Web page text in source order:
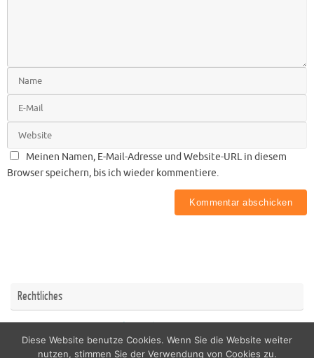
Meinen Namen, E-Mail-Adresse und Website-URL in diesem
Browser speichern, bis ich wieder kommentiere.
Rechtliches
Impressum Datenschutzerklärung
Diese Website benutze Cookies. Wenn Sie die Website weiter
nutzen, stimmen Sie der Verwendung von Cookies zu.